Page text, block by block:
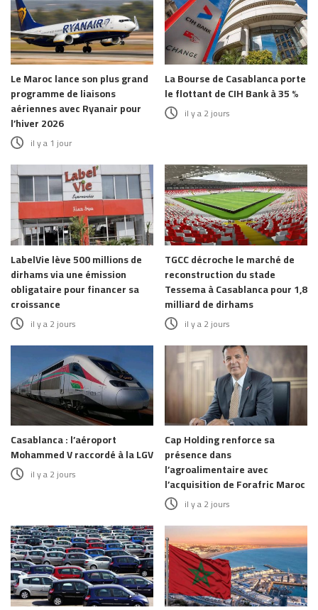
Le Maroc lance son plus grand
programme de liaisons
aériennes avec Ryanair pour
l’hiver 2026
il y a 1 jour
La Bourse de Casablanca porte
le flottant de CIH Bank à 35 %
il y a 2 jours
LabelVie lève 500 millions de
dirhams via une émission
obligataire pour financer sa
croissance
il y a 2 jours
TGCC décroche le marché de
reconstruction du stade
Tessema à Casablanca pour 1,8
milliard de dirhams
il y a 2 jours
Casablanca : l’aéroport
Mohammed V raccordé à la LGV
il y a 2 jours
Cap Holding renforce sa
présence dans
l’agroalimentaire avec
l’acquisition de Forafric Maroc
il y a 2 jours